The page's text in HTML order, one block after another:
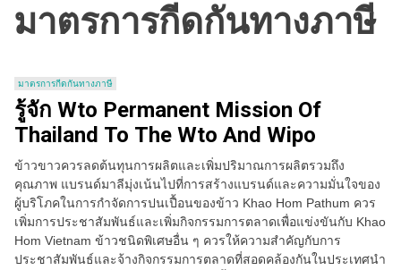
มาตรการกีดกันทางภาษี
มาตรการกีดกันทางภาษี
รู้จัก Wto Permanent Mission Of
Thailand To The Wto And Wipo
ข้าวขาวควรลดต้นทุนการผลิตและเพิ่มปริมาณการผลิตรวมถึง
คุณภาพ แบรนด์มาลีมุ่งเน้นไปที่การสร้างแบรนด์และความมั่นใจของ
ผู้บริโภคในการกำจัดการปนเปื้อนของข้าว Khao Hom Pathum ควร
เพิ่มการประชาสัมพันธ์และเพิ่มกิจกรรมการตลาดเพื่อแข่งขันกับ Khao
Hom Vietnam ข้าวชนิดพิเศษอื่น ๆ ควรให้ความสำคัญกับการ
ประชาสัมพันธ์และจ้างกิจกรรมการตลาดที่สอดคล้องกันในประเทศนำ